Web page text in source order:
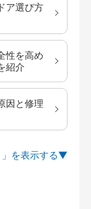
ア選び方
性を高め
紹介
因と修理
を